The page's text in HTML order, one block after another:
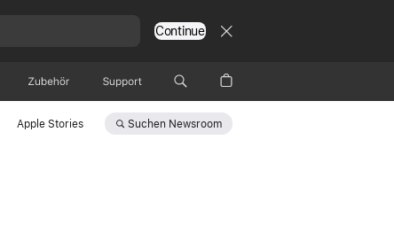
Continue
Zubehör Support
Apple Stories Suchen Newsroom